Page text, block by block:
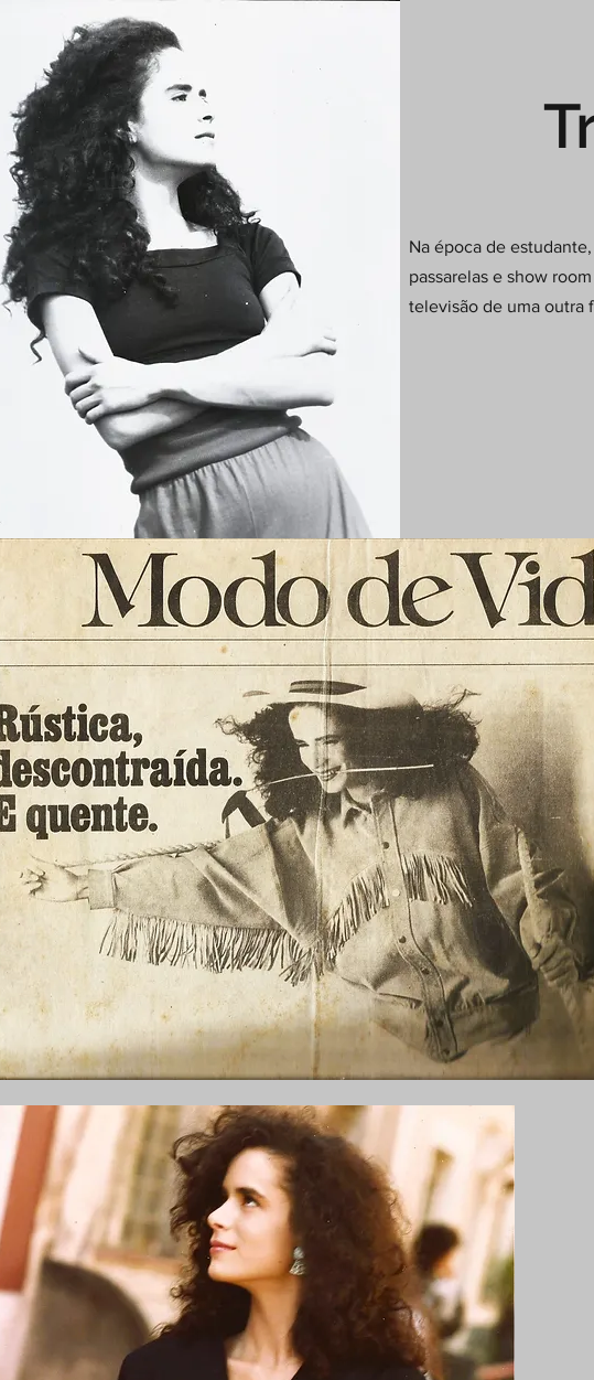
Na época de
passarelas e show
televisão de uma outra